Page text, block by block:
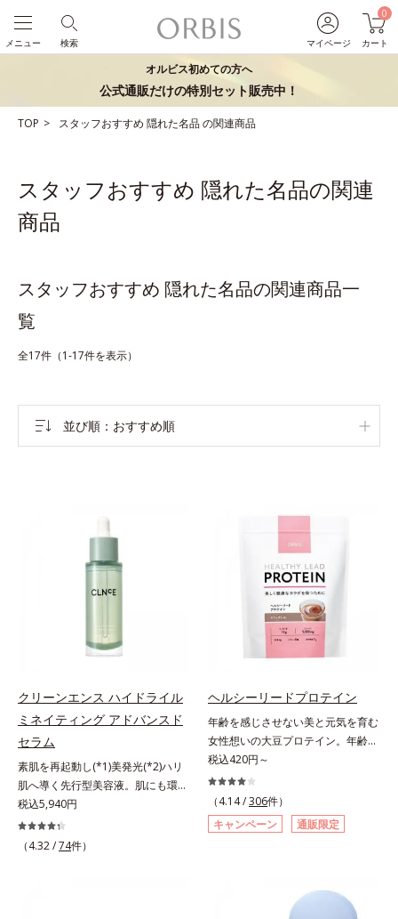
マイページ
0
カート
検索
メニュー
オルビス初めての方へ
公式通販だけの特別セット販売中！
TOP スタッフおすすめ 隠れた名品の関連商品
スタッフおすすめ 隠れた名品の関連
商品
スタッフおすすめ 隠れた名品の関連商品一
覧
全17件（1-17件を表示）
並び順 おすすめ順
クリーンエンス ハイドライル
ミネイティング アドバンスド
セラム
素肌を再起動し(*1)美発光(*2)ハリ
肌へ導く先行型美容液。肌にも環境
にも、いいことを——。
「CLEANENCE（クリーンエン
ス）」が目指すのは、まっさらな素
税込5,940円
（4.32 /74件）
ヘルシーリードプロテイン
年齢を感じさせない美と元気を育む
女性想いの大豆プロテイン。年齢を
感じさせない美と元気を育む、女性
想いの大豆プロテインです。1杯で
不足しがちなたんぱく質を補えま
す。大人女性の食習慣に基づき質と
量を考え、更年世代の女性に人気の
採用しました。吸収が穏やかで、腹
持ちがいいのもポイントです。体を
税込420円～
（4.14 /306件）
キャンペーン
通販限定